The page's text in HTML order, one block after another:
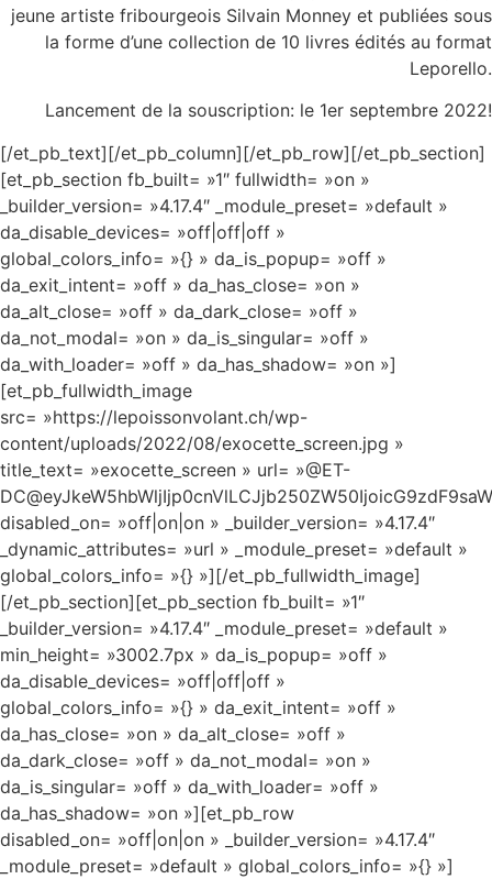
jeune artiste fribourgeois Silvain Monney et publiées sous
la forme d’une collection de 10 livres édités au format
Leporello.
Lancement de la souscription: le 1er septembre 2022!
[/et_pb_text][/et_pb_column][/et_pb_row][/et_pb_section]
[et_pb_section fb_built= »1″ fullwidth= »on »
_builder_version= »4.17.4″ _module_preset= »default »
da_disable_devices= »off|off|off »
global_colors_info= »{} » da_is_popup= »off »
da_exit_intent= »off » da_has_close= »on »
da_alt_close= »off » da_dark_close= »off »
da_not_modal= »on » da_is_singular= »off »
da_with_loader= »off » da_has_shadow= »on »]
[et_pb_fullwidth_image
src= »https://lepoissonvolant.ch/wp-
content/uploads/2022/08/exocette_screen.jpg »
title_text= »exocette_screen » url= »@ET-
disabled_on= »off|on|on » _builder_version= »4.17.4″
_dynamic_attributes= »url » _module_preset= »default »
global_colors_info= »{} »][/et_pb_fullwidth_image]
[/et_pb_section][et_pb_section fb_built= »1″
_builder_version= »4.17.4″ _module_preset= »default »
min_height= »3002.7px » da_is_popup= »off »
da_disable_devices= »off|off|off »
global_colors_info= »{} » da_exit_intent= »off »
da_has_close= »on » da_alt_close= »off »
da_dark_close= »off » da_not_modal= »on »
da_is_singular= »off » da_with_loader= »off »
da_has_shadow= »on »][et_pb_row
disabled_on= »off|on|on » _builder_version= »4.17.4″
_module_preset= »default » global_colors_info= »{} »]